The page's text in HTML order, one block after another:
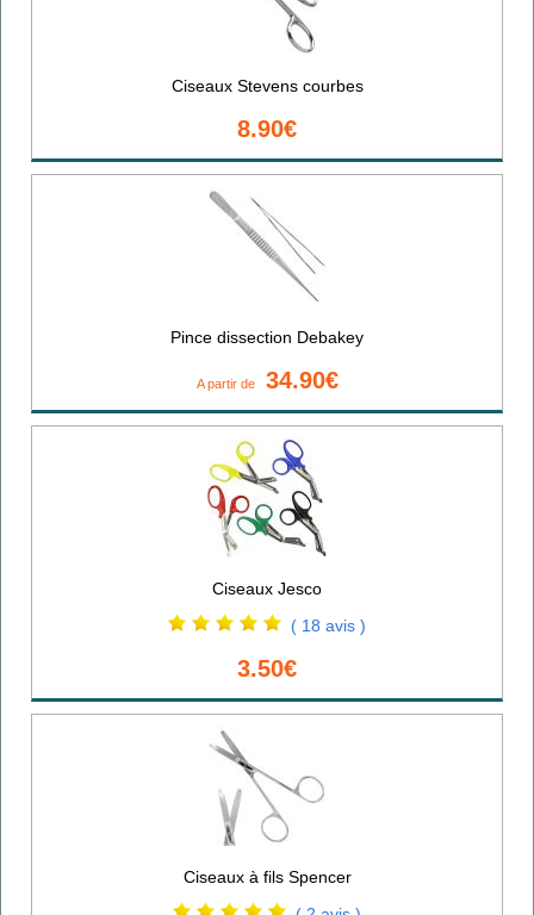
Ciseaux Stevens courbes
8.90€
Pince dissection Debakey
A partir de 34.90€
Ciseaux Jesco
( 18 avis )
3.50€
Ciseaux à fils Spencer